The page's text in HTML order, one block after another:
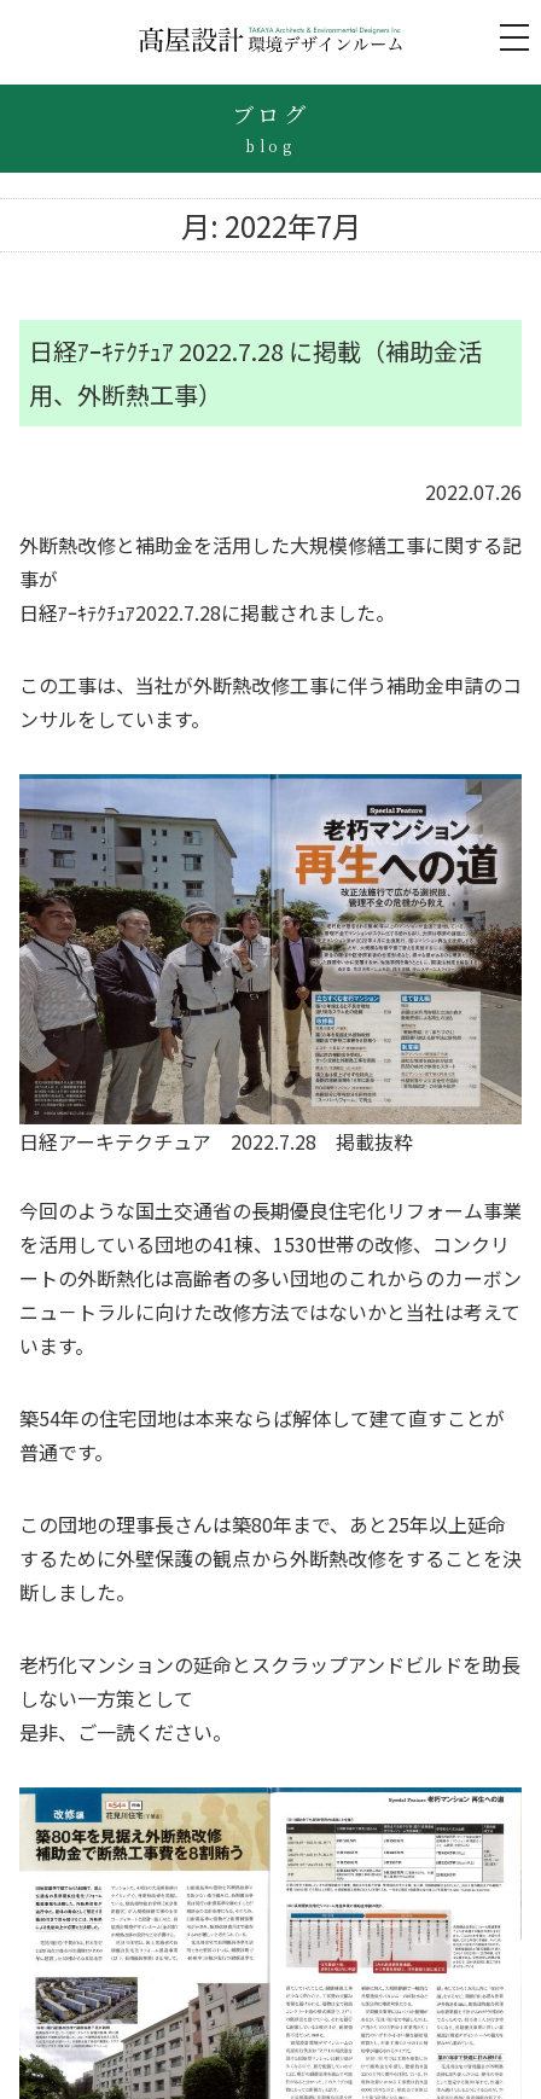
ブログ
blog
月: 2022年7月
日経ｱｰｷﾃｸﾁｭｱ 2022.7.28 に掲載（補助金活
用、外断熱工事）
2022.07.26
外断熱改修と補助金を活用した大規模修繕工事に関する記
事が
日経ｱｰｷﾃｸﾁｭｱ2022.7.28に掲載されました。
この工事は、当社が外断熱改修工事に伴う補助金申請のコ
ンサルをしています。
日経アーキテクチュア 2022.7.28 掲載抜粋
今回のような国土交通省の長期優良住宅化リフォーム事業
を活用している団地の41棟、1530世帯の改修、コンクリ
ートの外断熱化は高齢者の多い団地のこれからのカーボン
ニュ－トラルに向けた改修方法ではないかと当社は考えて
います。
築54年の住宅団地は本来ならば解体して建て直すことが
普通です。
この団地の理事長さんは築80年まで、あと25年以上延命
するために外壁保護の観点から外断熱改修をすることを決
断しました。
老朽化マンションの延命とスクラップアンドビルドを助長
しない一方策として
是非、ご一読ください。